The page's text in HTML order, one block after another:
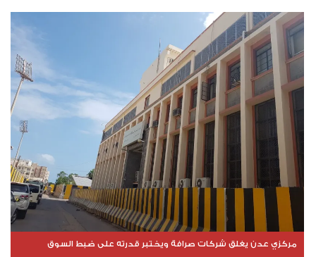
مركزي عدن يغلق شركات صرافة ويختبر قدرته على ضبط السوق